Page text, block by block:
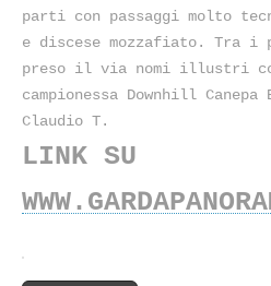
parti con passaggi molto
e discese mozzafiato. Tra i
preso il via nomi illustri
campionessa Downhill
Claudio T.
LINK SU